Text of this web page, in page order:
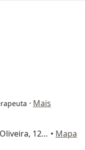
· Mais
FELIX OFFICE - Rua José Félix de Oliveira, 1270/1290 - Granja Viana, Cotia • Mapa